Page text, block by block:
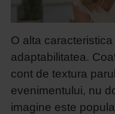
O alta
adaptabilitatea.
cont de textura
evenimentului, nu
imagine este